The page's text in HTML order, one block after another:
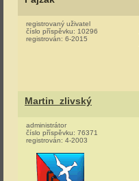
registrovaný uživatel
číslo příspěvku: 10296
registrován: 6-2015
Martin_zlivský
administrátor
číslo příspěvku: 76371
registrován: 4-2003